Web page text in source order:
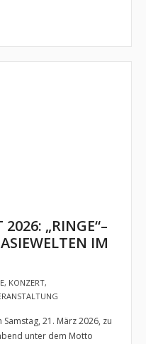
2026: „RINGE“–
IM
, KONZERT,
21. März 2026, zu
unter dem Motto